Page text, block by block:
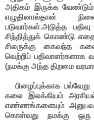
அதிகம் இருக்க வேண்டும்.
எழுதினால்தான்
படுவார்கள்.அடுத்த
சிந்தித்துக் கொண்டு
சிலருக்கு கைவந்த
வெற்றிப் பதிவாளர்களாக
(நமக்கு அந்த திறமை
பிழைப்புக்காக பல்வேறு
கலை இலக்கியம்
எண்ணங்களையும்
கொள்வது நமக்கு ஒரு